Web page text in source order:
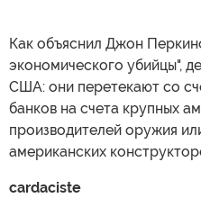
Как объяснил Джон
экономического убийцы",
США: они перетекают со
банков на счета крупных
производителей оружия
американских
cardaciste